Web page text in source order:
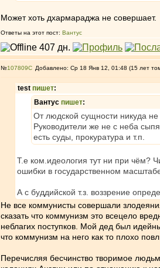
Может хоть дхармараджа не совершает.
Ответы на этот пост: Вантус
№107809 Добавлено: Ср 18 Янв 12, 01:48 (15 лет
test пишет:
Вантус пишет:
От людской сущности никуда
Руководители же не с неба
есть суды, прокуратура и т.п.
Т.е ком.идеология тут ни при чём?
ошибки в государственном
А с буддийской т.з. воззрение
Не все коммунисты совершали
сказать что коммунизм это всецело
неблагих поступков. Мой дед был
что коммунизм на него как то плохо
Перечисляя бесчинство творимое